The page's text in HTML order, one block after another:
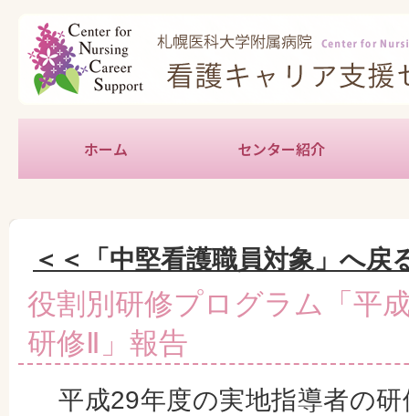
ホーム センター紹介
＜＜「中堅看護職員対象」へ戻
役割別研修プログラム「平
研修Ⅱ」報告
平成29年度の実地指導者の